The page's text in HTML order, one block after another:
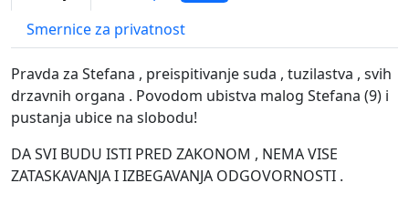
Smernice za privatnost
Pravda za Stefana , preispitivanje suda , tuzilastva , svih
drzavnih organa . Povodom ubistva malog Stefana (9) i
pustanja ubice na slobodu!
DA SVI BUDU ISTI PRED ZAKONOM , NEMA VISE
ZATASKAVANJA I IZBEGAVANJA ODGOVORNOSTI .